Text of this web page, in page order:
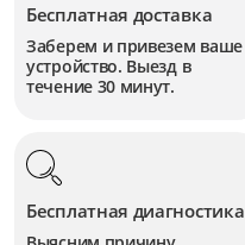
Бесплатная доставка
Заберем и привезем ваше
устройство. Выезд в
течение 30 минут.
Бесплатная диагностика